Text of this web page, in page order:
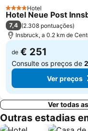
4 Estrelas
Hotel
Hotel Neue Post
7,4 (2.308 pontuações)
Insbruck, a 0.2 km de
de € 251
Consulte os preços de
Ver preços
Ver todas
Outras estadias